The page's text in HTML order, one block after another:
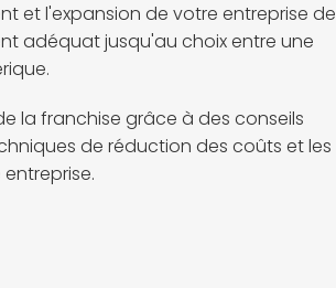
et l'expansion de votre entreprise de
adéquat jusqu'au choix entre une
la franchise grâce à des conseils
de réduction des coûts et les